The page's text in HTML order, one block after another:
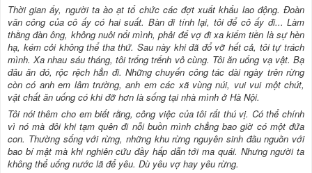
Thời gian ấy, người ta ào ạt tổ chức các đợt xuất khẩu lao động. Đoàn
văn công của cô ấy có hai suất. Bàn đi tính lại, tôi để cô ấy đi... Làm
thằng đàn ông, không nuôi nổi mình, phải để vợ đi xa kiếm tiền là sự hèn
hạ, kém cỏi không thể tha thứ. Sau này khi đã đổ vỡ hết cả, tôi tự trách
mình. Xa nhau sáu tháng, tôi trống trếnh vô cùng. Tôi ăn uống vạ vật. Bạ
đâu ăn đó, rộc rệch hẳn đi. Những chuyến công tác dài ngày trên rừng
còn có anh em lâm trường, anh em các xã vùng núi, vui vui một chút,
vật chất ăn uống có khi đỡ hơn là sống tại nhà mình ở Hà Nội.
Tôi nói thêm cho em biết rằng, công việc của tôi rất thú vị. Có thể chính
vì nó mà đôi khi tạm quên đi nỗi buồn mình chẳng bao giờ có một đứa
con. Thường sống với rừng, những khu rừng nguyên sinh đầu nguồn với
bao bí mật mà khi nghiên cứu đầy hấp dẫn tới ma quái. Nhưng người ta
không thể uống nước lã để yêu. Dù yêu vợ hay yêu rừng.